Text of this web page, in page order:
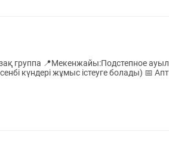
группа 📍Мекенжайы:Подстепное
күндері жұмыс істеуге болады) 📅